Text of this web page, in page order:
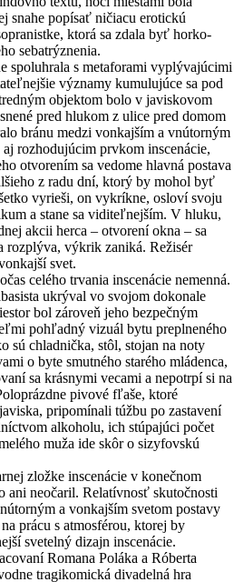
snahe popísať ničiacu erotickú
ktorá sa zdala byť horko-
sebatrýznenia.
spoluhrala s metaforami vyplývajúcimi
významy kumulujúce sa pod
objektom bolo v javiskovom
pred hlukom z ulice pred domom
bránu medzi vonkajším a vnútorným
rozhodujúcim prvkom inscenácie,
otvorením sa vedome hlavná postava
z radu dní, ktorý by mohol byť
vyrieši, on vykríkne, osloví svoju
a stane sa viditeľnejším. V hluku,
akcii herca – otvorení okna – sa
rozplýva, výkrik zaniká. Režisér
svet.
celého trvania inscenácie nemenná.
ukrýval vo svojom dokonale
bol zároveň jeho bezpečným
pohľadný vizuál bytu preplneného
sú chladnička, stôl, stojan na noty
o byte smutného starého mládenca,
sa krásnymi vecami a nepotrpí si na
pivové fľaše, ktoré
pripomínali túžbu po zastavení
alkoholu, ich stúpajúci počet
muža ide skôr o sizyfovskú
zložke inscenácie v konečnom
ani neočaril. Relatívnosť skutočnosti
a vonkajším svetom postavy
prácu s atmosférou, ktorej by
svetelný dizajn inscenácie.
Romana Poláka a Róberta
tragikomická divadelná hra